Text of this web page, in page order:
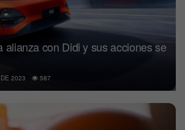
alianza con Didi y sus acciones se
2023 587